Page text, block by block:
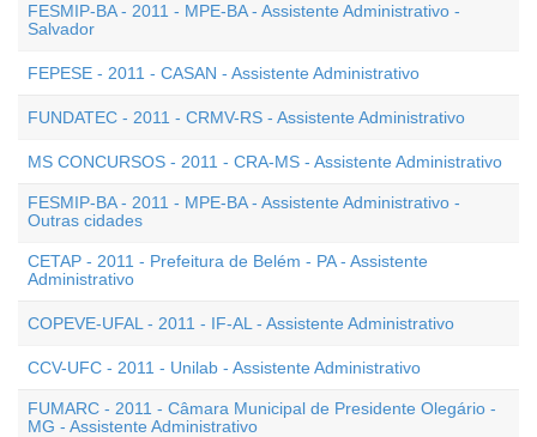
FESMIP-BA - 2011 - MPE-BA - Assistente Administrativo -
Salvador
FEPESE - 2011 - CASAN - Assistente Administrativo
FUNDATEC - 2011 - CRMV-RS - Assistente Administrativo
MS CONCURSOS - 2011 - CRA-MS - Assistente Administrativo
FESMIP-BA - 2011 - MPE-BA - Assistente Administrativo -
Outras cidades
CETAP - 2011 - Prefeitura de Belém - PA - Assistente
Administrativo
COPEVE-UFAL - 2011 - IF-AL - Assistente Administrativo
CCV-UFC - 2011 - Unilab - Assistente Administrativo
FUMARC - 2011 - Câmara Municipal de Presidente Olegário -
MG - Assistente Administrativo